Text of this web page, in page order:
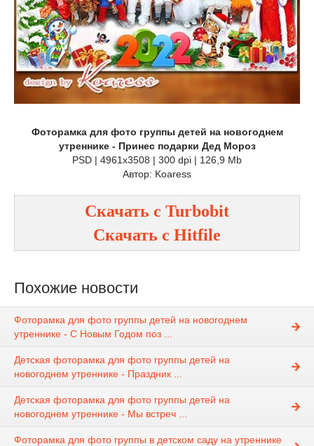
Фоторамка для фото группы детей на новогоднем
утреннике - Принес подарки Дед Мороз
PSD | 4961x3508 | 300 dpi | 126,9 Mb
Автор: Koaress
Скачать с Turbobit
Скачать с Hitfile
Похожие новости
Фоторамка для фото группы детей на новогоднем
утреннике - С Новым Годом поз ...
Детская фоторамка для фото группы детей на
новогоднем утреннике - Праздник ...
Детская фоторамка для фото группы детей на
новогоднем утреннике - Мы встреч ...
Фоторамка для фото группы в детском саду на утреннике